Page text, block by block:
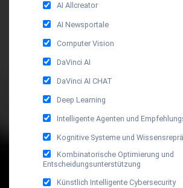
AI Allcreator
AI Newsportale
Computer Vision
DaVinci AI
DaVinci AI CHAT
Deep Learning
Intelligente Agenten und
Kognitive Systeme und
Kombinatorische Optimierung und
Entscheidungsunterstützung
Künstlich Intelligente Cybersecurity